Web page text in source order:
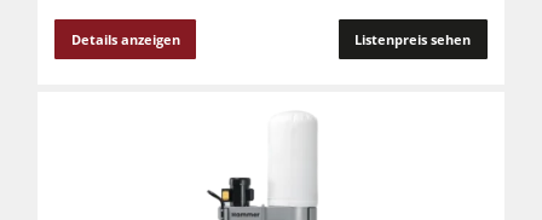
Details anzeigen Listenpreis sehen